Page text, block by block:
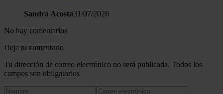
Sandra Acosta31/07/2026
No hay comentarios
Deja tu comentario
Tu dirección de correo electrónico no será publicada. Todos los
campos son obligatorios